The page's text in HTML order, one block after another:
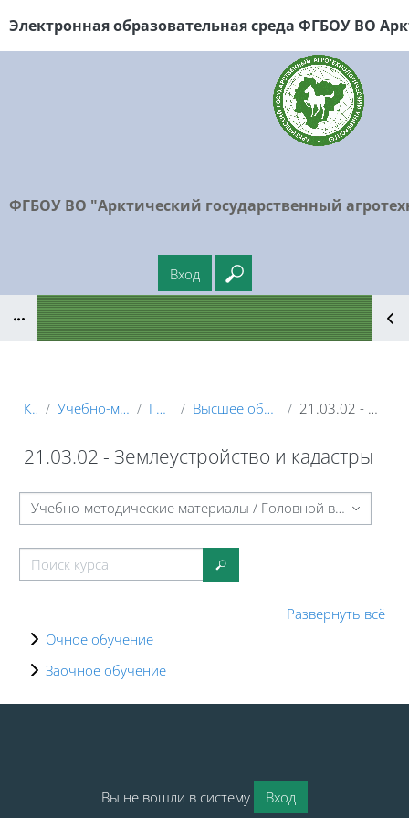
Электронная образовательная среда ФГБОУ ВО
ФГБОУ ВО "Арктический государственный
Введите ваш поисковый
Вход
Курсы Учебно-методические материалы Головной вуз Высшее образование - бакалавриат (ВО) 21.03.02 - Землеустройство и кадастры
21.03.02 - Землеустройство и кадастры
Блоки
Категории курсов
Поиск курса
Поиск курса
Развернуть всё
Очное обучение
Заочное обучение
Вы не вошли в систему Вход